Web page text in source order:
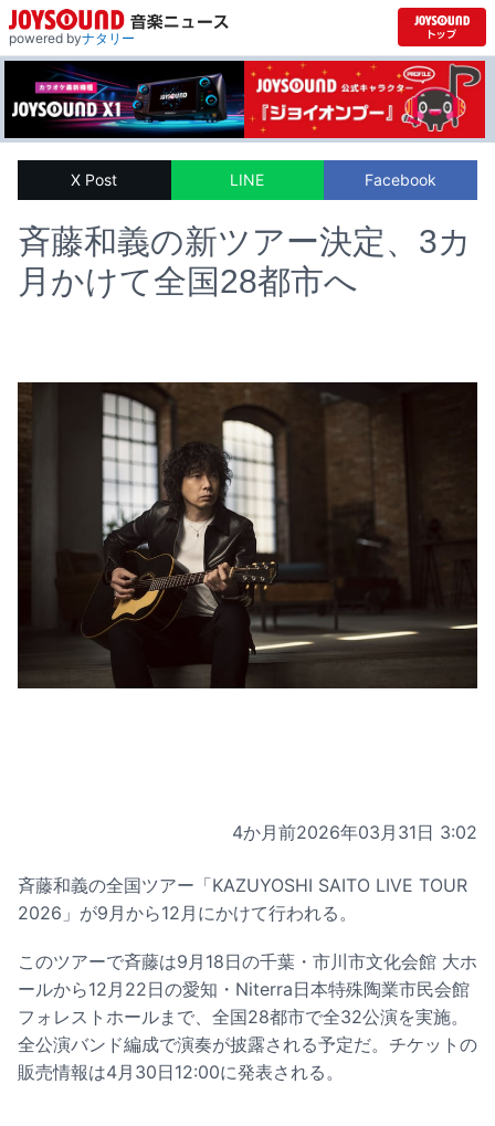
powered byナタリー
X Post LINE Facebook
斉藤和義の新ツアー決定、3カ
月かけて全国28都市へ
4か月前2026年03月31日 3:02
斉藤和義の全国ツアー「KAZUYOSHI SAITO LIVE TOUR
2026」が9月から12月にかけて行われる。
このツアーで斉藤は9月18日の千葉・市川市文化会館 大ホ
ールから12月22日の愛知・Niterra日本特殊陶業市民会館
フォレストホールまで、全国28都市で全32公演を実施。
全公演バンド編成で演奏が披露される予定だ。チケットの
販売情報は4月30日12:00に発表される。